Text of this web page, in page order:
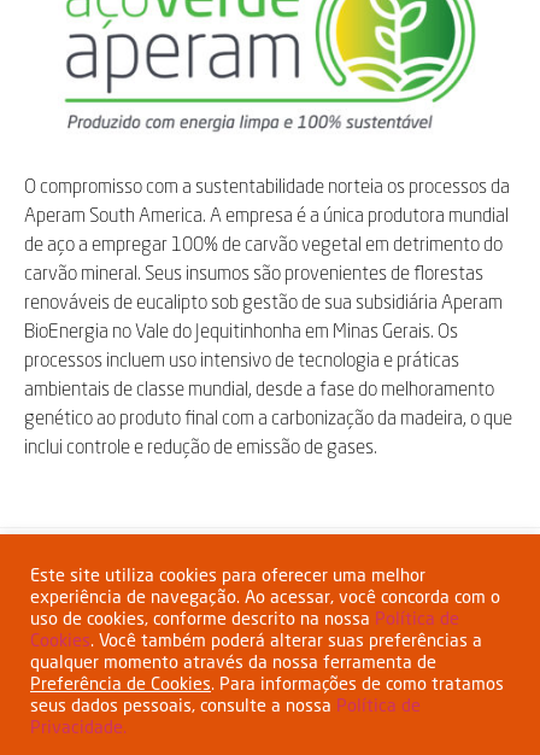
O compromisso com a sustentabilidade norteia os processos da
Aperam South America. A empresa é a única produtora mundial
de aço a empregar 100% de carvão vegetal em detrimento do
carvão mineral. Seus insumos são provenientes de florestas
renováveis de eucalipto sob gestão de sua subsidiária Aperam
BioEnergia no Vale do Jequitinhonha em Minas Gerais. Os
processos incluem uso intensivo de tecnologia e práticas
ambientais de classe mundial, desde a fase do melhoramento
genético ao produto final com a carbonização da madeira, o que
inclui controle e redução de emissão de gases.
Compartilhar:
Este site utiliza cookies para oferecer uma melhor
experiência de navegação. Ao acessar, você concorda com o
uso de cookies, conforme descrito na nossa Política de
Cookies. Você também poderá alterar suas preferências a
qualquer momento através da nossa ferramenta de
Preferência de Cookies. Para informações de como tratamos
seus dados pessoais, consulte a nossa Política de
Privacidade.